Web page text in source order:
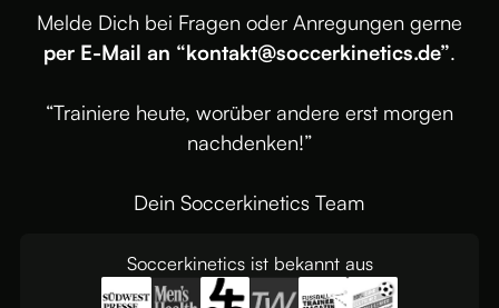
Melde Dich bei Fragen oder Anregungen gerne
per E-Mail an “kontakt@soccerkinetics.de”.
“Trainiere heute, worüber andere erst morgen
nachdenken!”
Dein Soccerkinetics Team
Soccerkinetics ist bekannt aus